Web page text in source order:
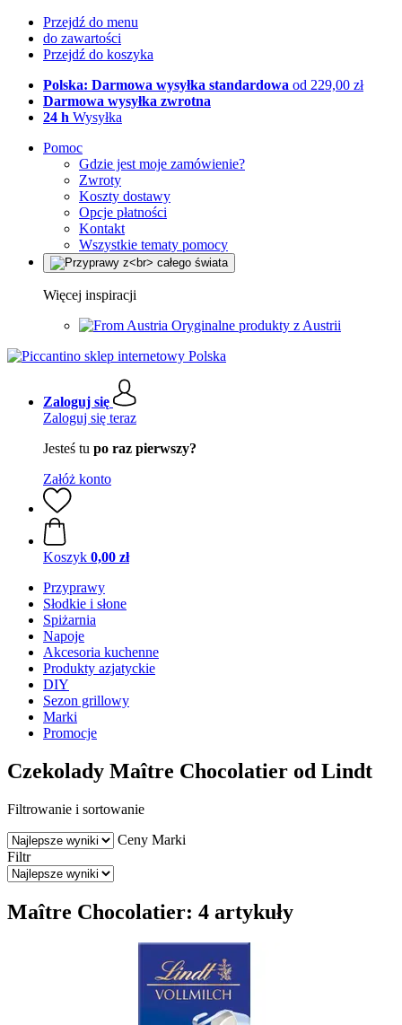
Przejdź do menu
do zawartości
Przejdź do koszyka
Polska: Darmowa wysyłka standardowa od 229,00 zł
Darmowa wysyłka zwrotna
24 h Wysyłka
Pomoc
Gdzie jest moje zamówienie?
Zwroty
Koszty dostawy
Opcje płatności
Kontakt
Wszystkie tematy pomocy
Więcej inspiracji
Oryginalne produkty z Austrii
Zaloguj się
Zaloguj się teraz
Jesteś tu po raz pierwszy?
Załóż konto
Koszyk 0,00 zł
Przyprawy
Słodkie i słone
Spiżarnia
Napoje
Akcesoria kuchenne
Produkty azjatyckie
DIY
Sezon grillowy
Marki
Promocje
Czekolady Maître Chocolatier od Lindt
Filtrowanie i sortowanie
Ceny Marki
Filtr
Maître Chocolatier: 4 artykuły